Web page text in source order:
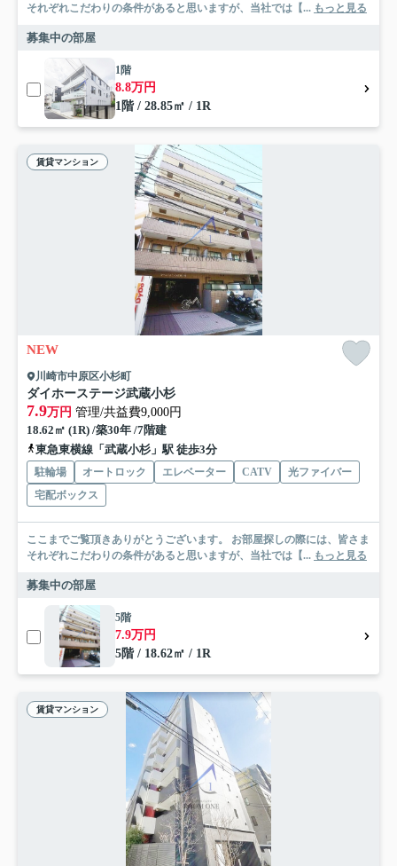
それぞれこだわりの条件があると思いますが、当社では【... もっと見る
募集中の部屋
1階
8.8万円
1階 / 28.85㎡ / 1R
賃貸マンション
NEW
川崎市中原区小杉町
ダイホーステージ武蔵小杉
7.9万円 管理/共益費9,000円
18.62㎡ (1R) /築30年 /7階建
東急東横線「武蔵小杉」駅 徒歩3分
駐輪場 オートロック エレベーター CATV
光ファイバー
宅配ボックス
ここまでご覧頂きありがとうございます。 お部屋探しの際には、皆さま
それぞれこだわりの条件があると思いますが、当社では【... もっと見る
募集中の部屋
5階
7.9万円
5階 / 18.62㎡ / 1R
賃貸マンション